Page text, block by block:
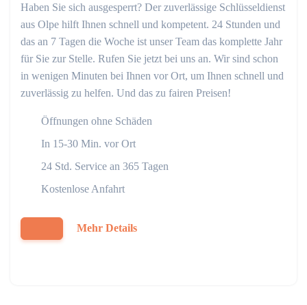
Haben Sie sich ausgesperrt? Der zuverlässige Schlüsseldienst
aus Olpe hilft Ihnen schnell und kompetent. 24 Stunden und
das an 7 Tagen die Woche ist unser Team das komplette Jahr
für Sie zur Stelle. Rufen Sie jetzt bei uns an. Wir sind schon
in wenigen Minuten bei Ihnen vor Ort, um Ihnen schnell und
zuverlässig zu helfen. Und das zu fairen Preisen!
Öffnungen ohne Schäden
In 15-30 Min. vor Ort
24 Std. Service an 365 Tagen
Kostenlose Anfahrt
Mehr Details